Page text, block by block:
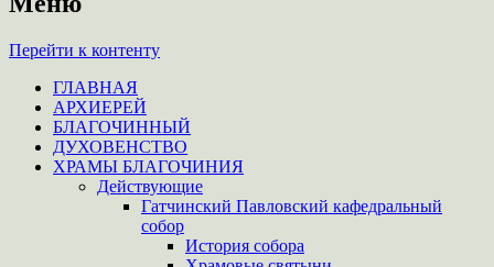
Перейти к контенту
ГЛАВНАЯ
АРХИЕРЕЙ
БЛАГОЧИННЫЙ
ДУХОВЕНСТВО
ХРАМЫ БЛАГОЧИНИЯ
Действующие
Гатчинский Павловский кафедральный
собор
История собора